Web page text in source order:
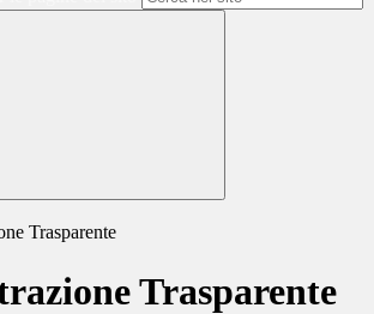
Trasparente
Trasparente